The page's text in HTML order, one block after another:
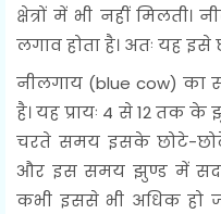
क्षेत्रों में भी नहीं
लगाव होता है। अतः यह
नीलगाय (blue cow) का
है। यह प्रायः 4 से 12 तक
चरते समय इसके छोटे-
और इस समय झुण्ड में
कभी इससे भी अधिक हो